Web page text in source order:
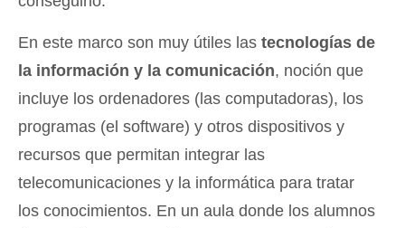
En este marco son muy útiles las tecnologías de
la información y la comunicación, noción que
incluye los ordenadores (las computadoras), los
programas (el software) y otros dispositivos y
recursos que permitan integrar las
telecomunicaciones y la informática para tratar
los conocimientos. En un aula donde los alumnos